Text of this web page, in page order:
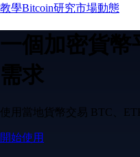
教學Bitcoin研究市場動態
一個加密貨
需求
使用當地貨幣交易 BTC、
開始使用